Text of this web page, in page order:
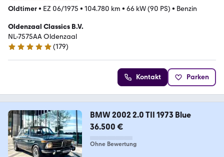
Oldtimer• EZ 06/1975 • 104.780 km • 66 kW (90 PS) • Benzin
Oldenzaal Classics B.V.
NL-7575AA Oldenzaal
4.9 Sterne
(179)
Kontakt Parken
BMW 2002 2.0 TII 1973 Blue
36.500 €
Ohne Bewertung